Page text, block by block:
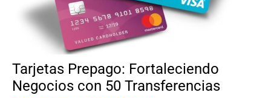
Tarjetas Prepago: Fortaleciendo
Negocios con 50 Transferencias